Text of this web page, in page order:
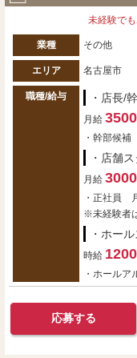
未経験で
業種 その他
エリア 名古屋市
職種/給与 ・店長/
月給
・幹部候
・店舗
月給
・正社員
※未経験者
・ホー
時給
・ホール
応募する